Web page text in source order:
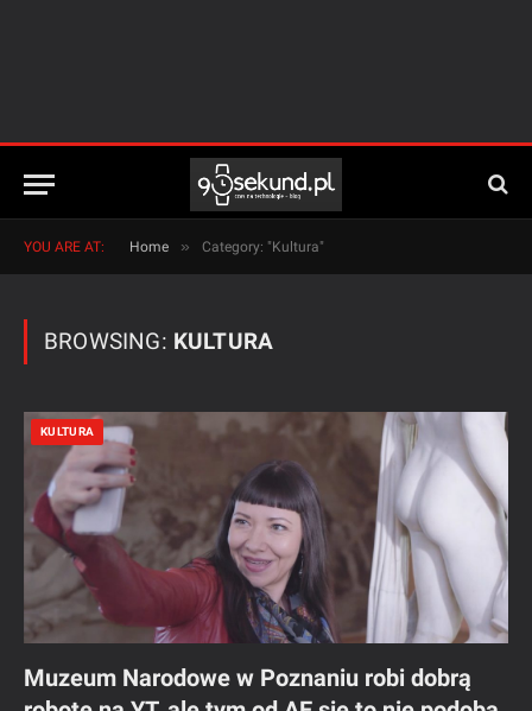
YOU ARE AT: Home » Category: "Kultura"
BROWSING: KULTURA
KULTURA
Muzeum Narodowe w Poznaniu robi dobrą